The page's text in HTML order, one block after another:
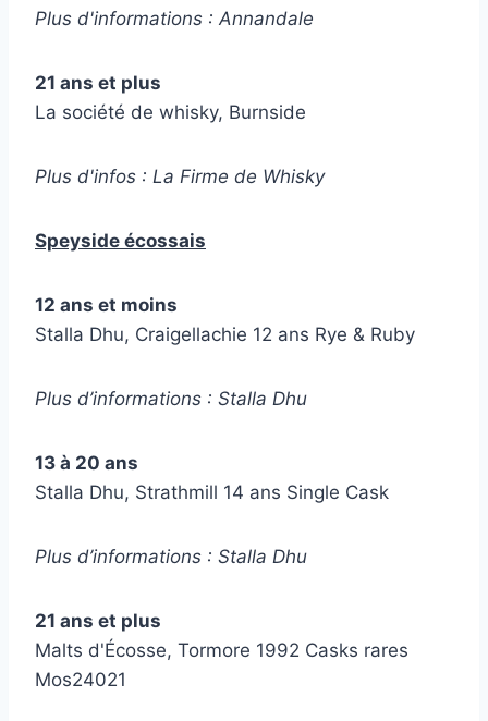
Plus d'informations : Annandale
21 ans et plus
La société de whisky, Burnside
Plus d'infos : La Firme de Whisky
Speyside écossais
12 ans et moins
Stalla Dhu, Craigellachie 12 ans Rye & Ruby
Plus d’informations : Stalla Dhu
13 à 20 ans
Stalla Dhu, Strathmill 14 ans Single Cask
Plus d’informations : Stalla Dhu
21 ans et plus
Malts d'Écosse, Tormore 1992 Casks rares
Mos24021